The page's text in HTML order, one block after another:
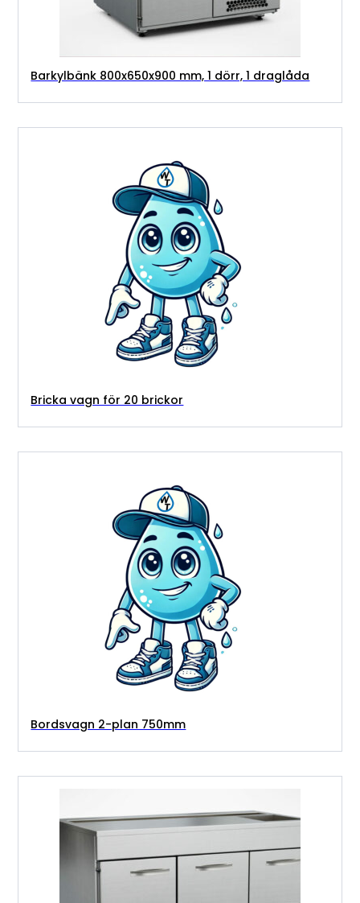
Barkylbänk 800x650x900 mm, 1 dörr, 1 draglåda
Bricka vagn för 20 brickor
Bordsvagn 2-plan 750mm